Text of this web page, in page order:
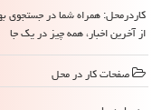
کاردرمحل: همراه شما در جستجوی
از آخرین اخبار، همه چیز در یک جا
صفحات كار در محل